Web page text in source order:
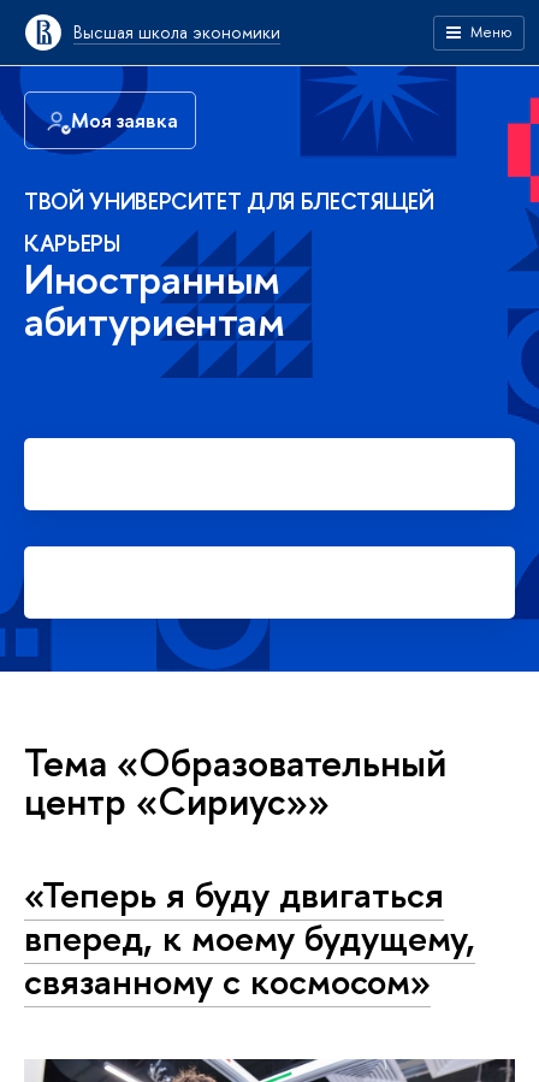
Высшая школа экономики Меню
Моя заявка
ТВОЙ УНИВЕРСИТЕТ ДЛЯ БЛЕСТЯЩЕЙ
КАРЬЕРЫ
Иностранным
абитуриентам
Тема «Образовательный
центр «Сириус»»
«Теперь я буду двигаться
вперед, к моему будущему,
связанному с космосом»